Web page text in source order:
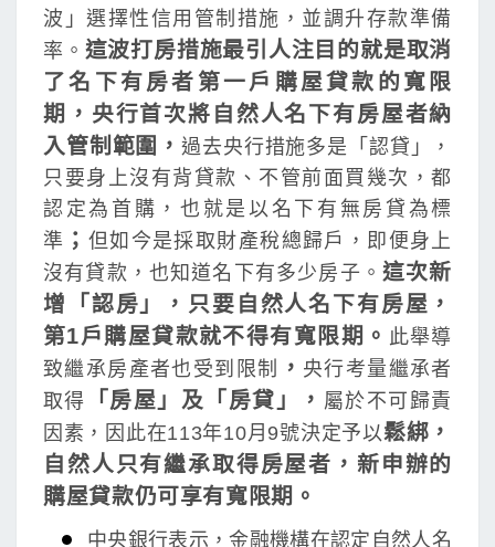
波」選擇性信用管制措施，並調升存款準備
率。 這波打房措施最引人注目的就是取消
了名下有房者第一戶購屋貸款的寬限
期， 央行首次將自然人名下有房屋者納
入管制範圍，過去央行措施多是「認貸」，
只要身上沒有背貸款、不管前面買幾次，都
認定為首購，也就是以名下有無房貸為標
準 ； 但如今是採取財產稅總歸戶，即便身上
沒有貸款，也知道名下有多少房子。 這次新
增「認房」，只要自然人名下有房屋，
第1戶購屋貸款就不得有寬限期。 此舉導
致繼承房產者也受到限制
， 央行考量繼承者
取得
「房屋」及「房貸」， 屬於不可歸責
因素，因此在113年10月9號決定予以鬆綁，
自然人只有繼承取得房屋者，新申辦的
購屋貸款仍可享有寬限期。
中央銀行表示，金融機構在認定自然人名